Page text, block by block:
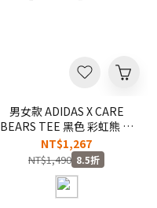
男女款 ADIDAS X CARE
BEARS TEE 黑色 彩虹熊 聯
名款 三葉草 純棉 印花 短
T【KS4290】ADLP
NT$1,267
NT$1,490 8.5折